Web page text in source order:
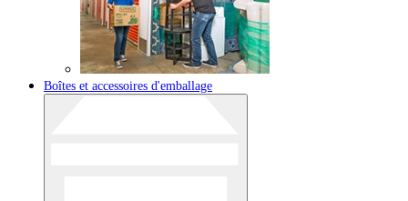
Boîtes et accessoires d'emballage